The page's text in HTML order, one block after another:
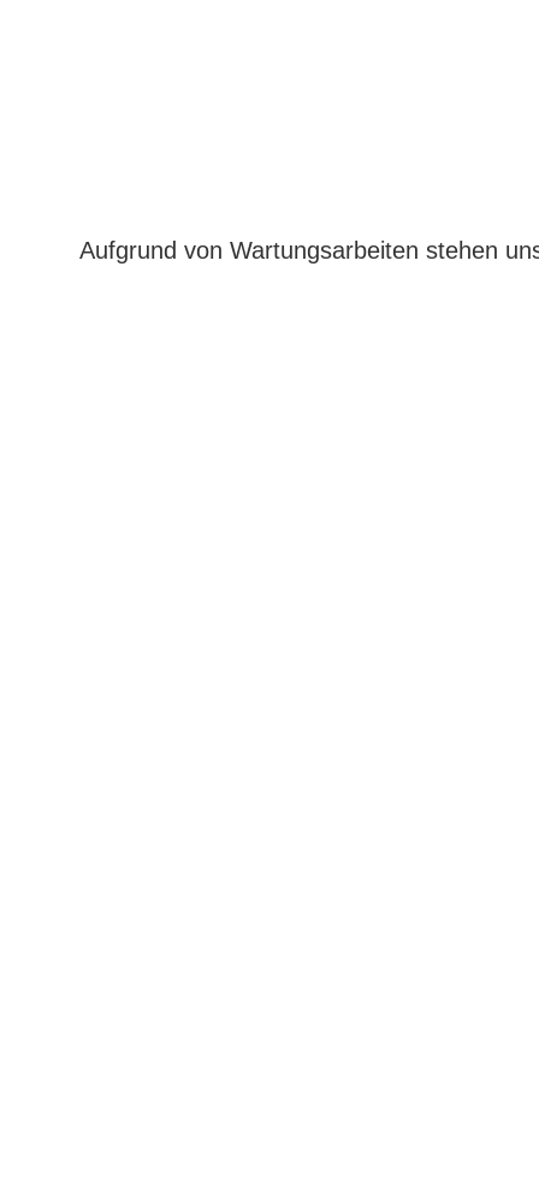
Aufgrund von Wartungsarbeiten stehen